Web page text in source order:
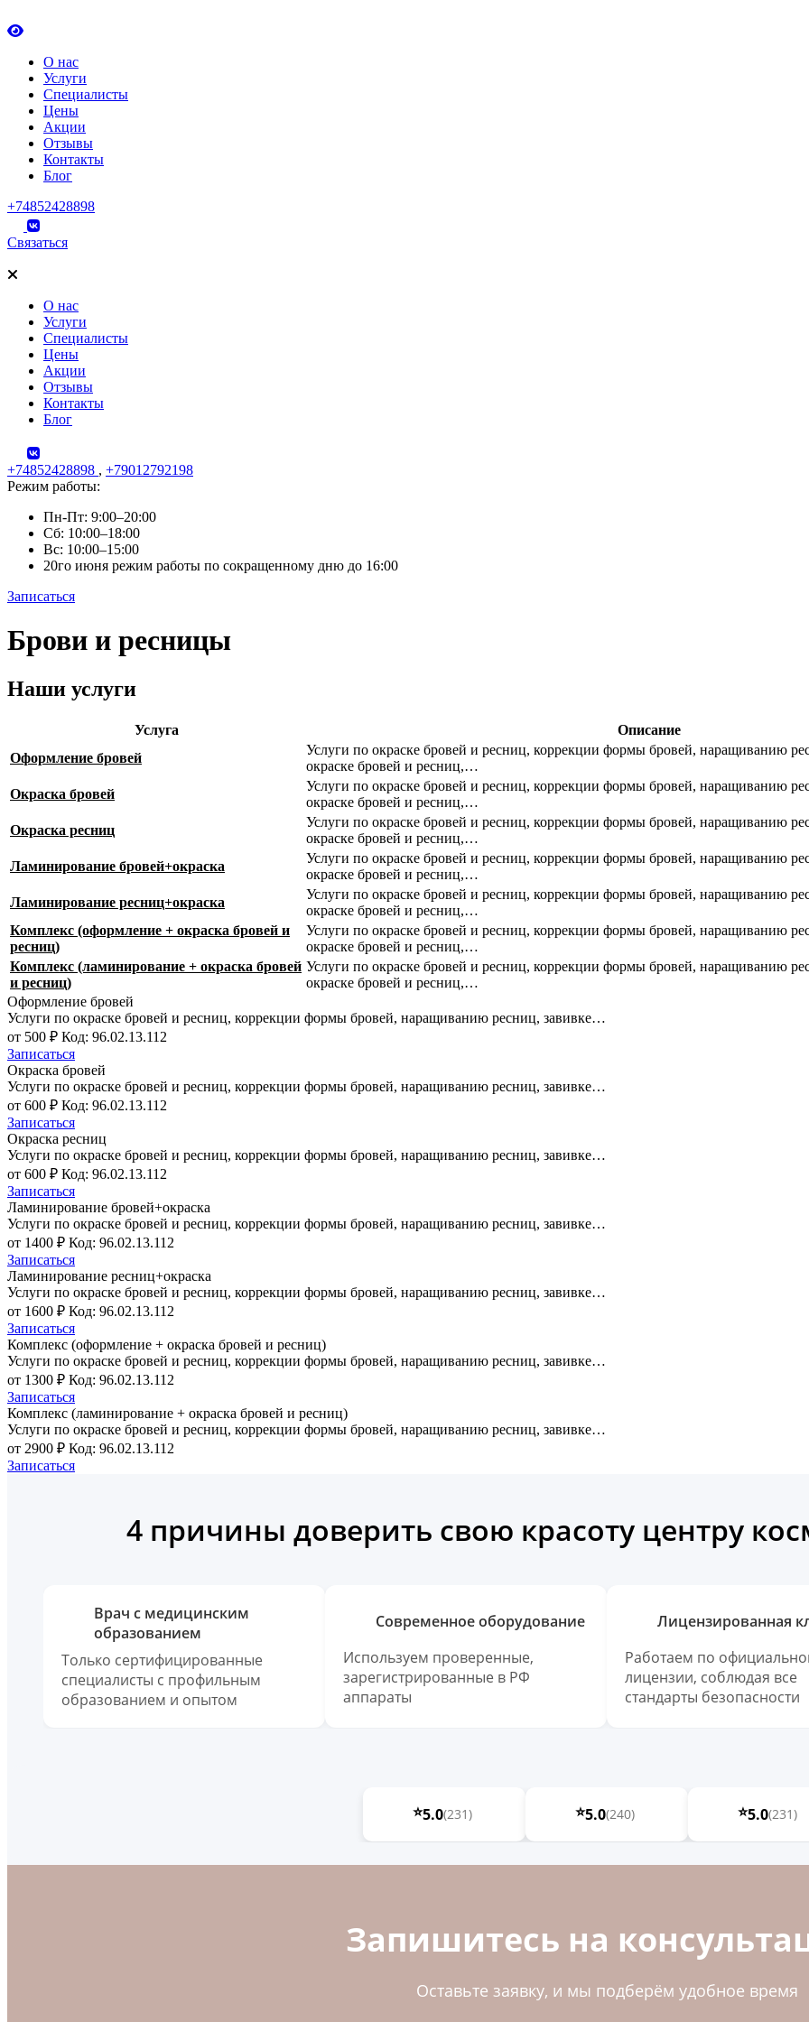
О нас
Услуги
Специалисты
Цены
Акции
Отзывы
Контакты
Блог
+74852428898
Связаться
О нас
Услуги
Специалисты
Цены
Акции
Отзывы
Контакты
Блог
+74852428898 , +79012792198
Режим работы:
Пн-Пт: 9:00–20:00
Сб: 10:00–18:00
Вс: 10:00–15:00
20го июня режим работы по сокращенному дню до 16:00
Записаться
Skip
to
Брови и ресницы
Наши услуги
Услуга
Описание
Оформление бровей
Услуги по окраске бровей и ресниц, коррекции формы бровей, наращиванию
окраске бровей и ресниц,…
Окраска бровей
Услуги по окраске бровей и ресниц, коррекции формы бровей, наращиванию
окраске бровей и ресниц,…
Окраска ресниц
Услуги по окраске бровей и ресниц, коррекции формы бровей, наращиванию
окраске бровей и ресниц,…
Ламинирование бровей+окраска
Услуги по окраске бровей и ресниц, коррекции формы бровей, наращиванию
окраске бровей и ресниц,…
Ламинирование ресниц+окраска
Услуги по окраске бровей и ресниц, коррекции формы бровей, наращиванию
окраске бровей и ресниц,…
Комплекс (оформление + окраска бровей и
ресниц)
Услуги по окраске бровей и ресниц, коррекции формы бровей, наращиванию
окраске бровей и ресниц,…
Комплекс (ламинирование + окраска бровей
и ресниц)
Услуги по окраске бровей и ресниц, коррекции формы бровей, наращиванию
окраске бровей и ресниц,…
Оформление бровей
Услуги по окраске бровей и ресниц, коррекции формы бровей, наращиванию ресниц, завивке…
от 500 ₽ Код: 96.02.13.112
Записаться
Окраска бровей
Услуги по окраске бровей и ресниц, коррекции формы бровей, наращиванию ресниц, завивке…
от 600 ₽ Код: 96.02.13.112
Записаться
Окраска ресниц
Услуги по окраске бровей и ресниц, коррекции формы бровей, наращиванию ресниц, завивке…
от 600 ₽ Код: 96.02.13.112
Записаться
Ламинирование бровей+окраска
Услуги по окраске бровей и ресниц, коррекции формы бровей, наращиванию ресниц, завивке…
от 1400 ₽ Код: 96.02.13.112
Записаться
Ламинирование ресниц+окраска
Услуги по окраске бровей и ресниц, коррекции формы бровей, наращиванию ресниц, завивке…
от 1600 ₽ Код: 96.02.13.112
Записаться
Комплекс (оформление + окраска бровей и ресниц)
Услуги по окраске бровей и ресниц, коррекции формы бровей, наращиванию ресниц, завивке…
от 1300 ₽ Код: 96.02.13.112
Записаться
Комплекс (ламинирование + окраска бровей и ресниц)
Услуги по окраске бровей и ресниц, коррекции формы бровей, наращиванию ресниц, завивке…
от 2900 ₽ Код: 96.02.13.112
Записаться
4 причины доверить свою красоту центру
Врач с медицинским
образованием
Только сертифицированные
специалисты с профильным
образованием и опытом
Современное оборудование
Используем проверенные,
зарегистрированные в РФ
аппараты
Лицензированная
Работаем по
лицензии, соблюдая все
стандарты безопасности
⭐5.0(231) ⭐5.0(240) ⭐5.0(231)
Запишитесь на
Оставьте заявку, и мы подберём удобное время